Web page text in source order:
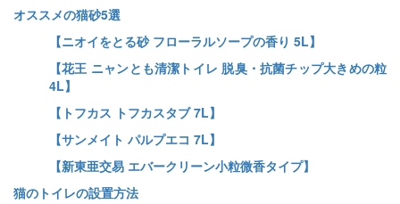
オススメの猫砂5選
【ニオイをとる砂 フローラルソープの香り 5L】
【花王 ニャンとも清潔トイレ 脱臭・抗菌チップ大きめの粒
4L】
【トフカス トフカスタブ 7L】
【サンメイト パルプエコ 7L】
【新東亜交易 エバークリーン小粒微香タイプ】
猫のトイレの設置方法